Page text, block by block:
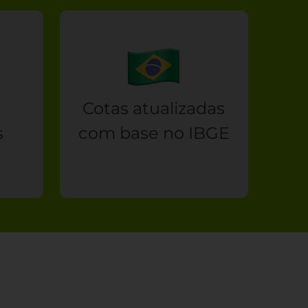
Cotas atualizadas
com base no IBGE